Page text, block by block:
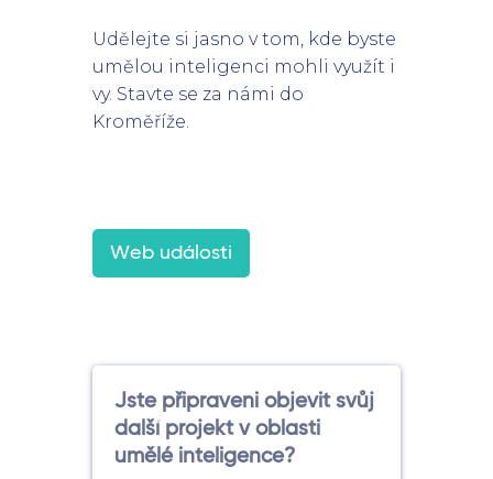
Udělejte si jasno v tom, kde byste
umělou inteligenci mohli využít i
vy. Stavte se za námi do
Kroměříže.
Web události
Jste připraveni objevit svůj
další projekt v oblasti
umělé inteligence?